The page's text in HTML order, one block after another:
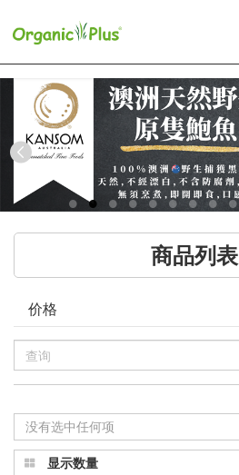
Previous
商品列表
价格
没有选中任何项
显示数量